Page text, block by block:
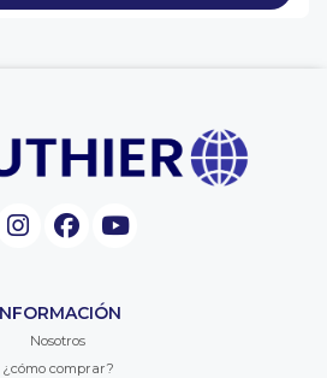
Nosotros
¿cómo comprar?